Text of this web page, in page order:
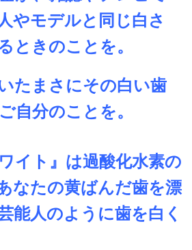
やモデルと同じ白さ
ときのことを。
たまさにその白い歯
自分のことを。
イト』は過酸化水素の
なたの黄ばんだ歯を漂
能人のように歯を白く